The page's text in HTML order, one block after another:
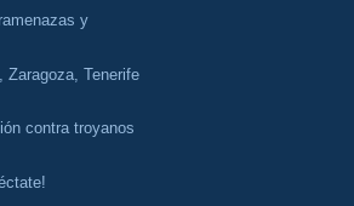
y
Zaragoza, Tenerife
contra troyanos